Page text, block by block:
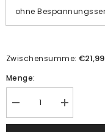
Zwischensumme:€21,99
Menge:
Menge
verringern
für
Menge
erhöhen
für